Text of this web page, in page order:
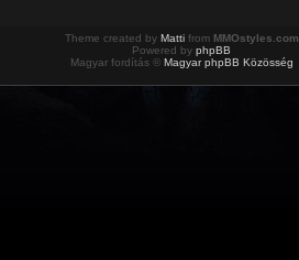
Theme created by Mattifrom MMOstyles.com
Powered by phpBB
Magyar fordítás © Magyar phpBB Közösség